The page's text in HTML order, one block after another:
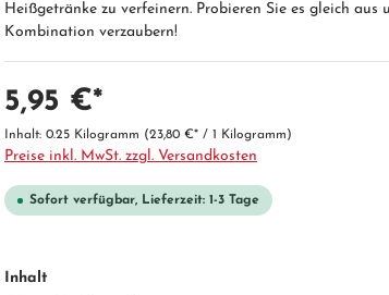
Heißgetränke zu verfeinern. Probieren Sie es gleich aus
Kombination verzaubern!
5,95 €*
Inhalt: 0.25 Kilogramm (23,80 €* / 1 Kilogramm)
Preise inkl. MwSt. zzgl. Versandkosten
Sofort verfügbar, Lieferzeit: 1-3 Tage
Inhalt